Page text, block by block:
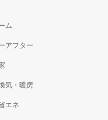
ム
アフター
気・暖房
エネ